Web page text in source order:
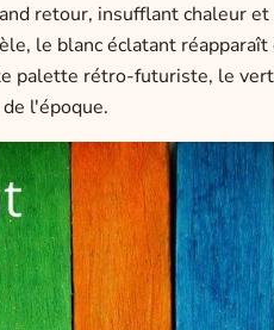
retour, insufflant chaleur
le blanc éclatant
palette rétro-futuriste, le
l'époque.